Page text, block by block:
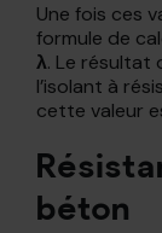
Une fois ces
formule de
λ. Le résultat
l’isolant à
cette valeur
béton